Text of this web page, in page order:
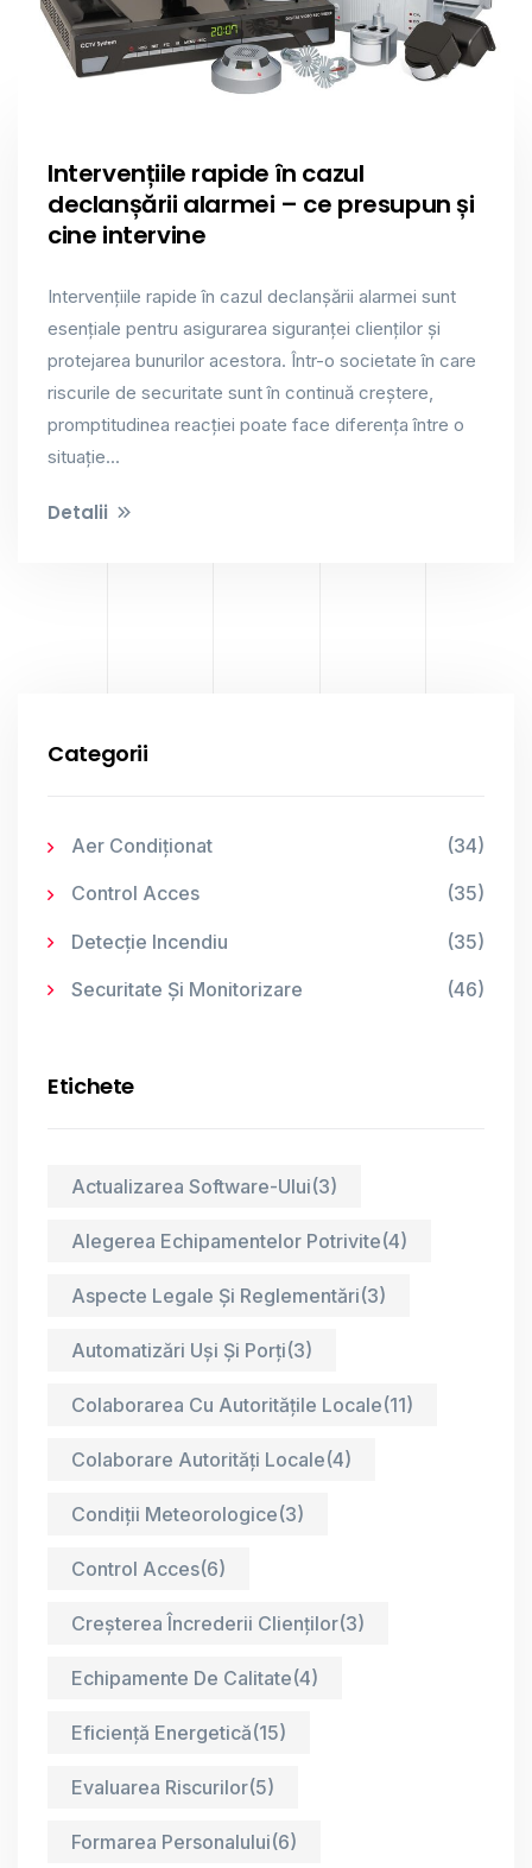
Intervențiile rapide în cazul
declanșării alarmei – ce presupun și
cine intervine
Intervențiile rapide în cazul declanșării alarmei sunt
esențiale pentru asigurarea siguranței clienților și
protejarea bunurilor acestora. Într-o societate în care
riscurile de securitate sunt în continuă creștere,
promptitudinea reacției poate face diferența între o
situație...
Detalii
Categorii
Aer Condiționat (34)
Control Acces (35)
Detecție Incendiu (35)
Securitate Și Monitorizare (46)
Etichete
Actualizarea Software-Ului(3)
Alegerea Echipamentelor Potrivite(4)
Aspecte Legale Și Reglementări(3)
Automatizări Uși Și Porți(3)
Colaborarea Cu Autoritățile Locale(11)
Colaborare Autorități Locale(4)
Condiții Meteorologice(3)
Control Acces(6)
Creșterea Încrederii Clienților(3)
Echipamente De Calitate(4)
Eficiență Energetică(15)
Evaluarea Riscurilor(5)
Formarea Personalului(6)